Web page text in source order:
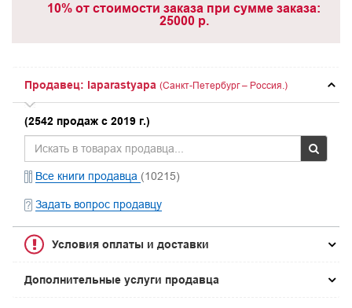
10% от стоимости заказа при сумме заказа:
25000 р.
Продавец: laparastyapa (Санкт-Петербург – Россия.)
(2542 продаж с 2019 г.)
Все книги продавца (10215)
Задать вопрос продавцу
Условия оплаты и доставки
Дополнительные услуги продавца